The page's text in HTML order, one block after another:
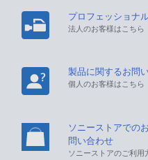
プロフェッショナ
法人のお客様はこちら
製品に関するお問
個人のお客様はこちら
ソニーストアでの
問い合わせ
ソニーストアのご利